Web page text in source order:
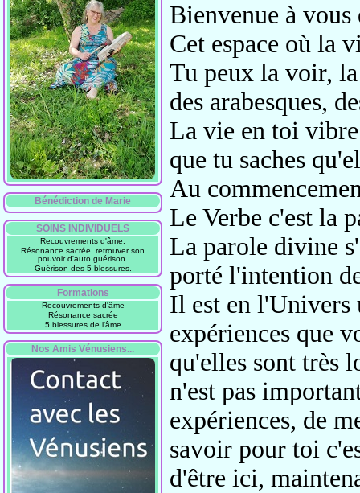
Bénédiction de Marie
SOINS INDIVIDUELS
Recouvrements d'âme.
Résonance sacrée, retrouver son
pouvoir d'auto guérison.
Guérison des 5 blessures.
Formations
Recouvrements d'âme
Résonance sacrée
5 blessures de l'âme
Nos Amis Vénusiens...
Bienvenue à vous
Cet espace où la
Tu peux la voir,
des arabesques,
La vie en toi
que tu saches
Au
Le Verbe c'est la
La parole divine
porté l'intention
Il est en l'Univers
expériences que
qu'elles sont très
n'est pas
expériences, de
savoir pour toi
d'être ici,